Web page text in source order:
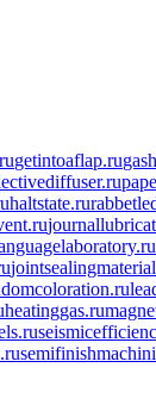
getintoaflap.ru
haltstate.ru
heatinggas.ru